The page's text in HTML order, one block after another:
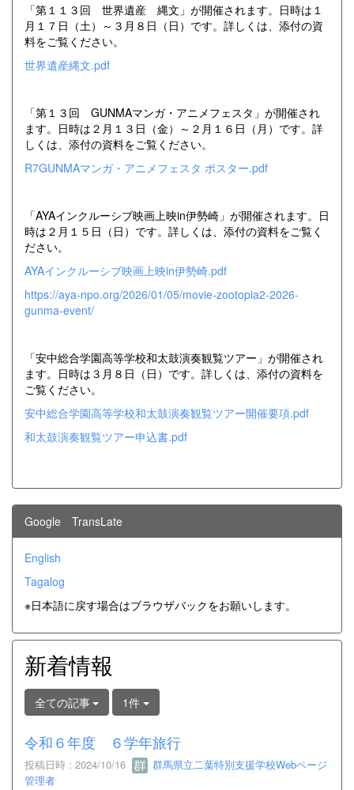
「第１１３回 世界遺産 縄文」が開催されます。日時は１
月１７日（土）～３月８日（日）です。詳しくは、添付の資
料をご覧ください。
世界遺産縄文.pdf
「第１３回 GUNMAマンガ・アニメフェスタ」が開催され
ます。日時は２月１３日（金）～２月１６日（月）です。詳
しくは、添付の資料をご覧ください。
R7GUNMAマンガ・アニメフェスタ ポスター.pdf
「AYAインクルーシブ映画上映in伊勢崎」が開催されます。日
時は２月１５日（日）です。詳しくは、添付の資料をご覧く
ださい。
AYAインクルーシブ映画上映in伊勢崎.pdf
https://aya-npo.org/2026/01/05/movie-zootopia2-2026-
gunma-event/
「安中総合学園高等学校和太鼓演奏観覧ツアー」が開催され
ます。日時は３月８日（日）です。詳しくは、添付の資料を
ご覧ください。
安中総合学園高等学校和太鼓演奏観覧ツアー開催要項.pdf
和太鼓演奏観覧ツアー申込書.pdf
Google TransLate
English
Tagalog
※日本語に戻す場合はブラウザバックをお願いします。
新着情報
全ての記事 1件
令和６年度 ６学年旅行
投稿日時 : 2024/10/16
群馬県立二葉特別支援学校Webページ
管理者